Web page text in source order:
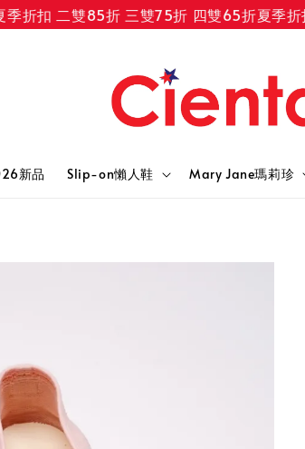
扣 二雙85折 三雙75折 四雙65折夏季折扣
新品 Slip-on懶人鞋 Mary Jane瑪莉珍